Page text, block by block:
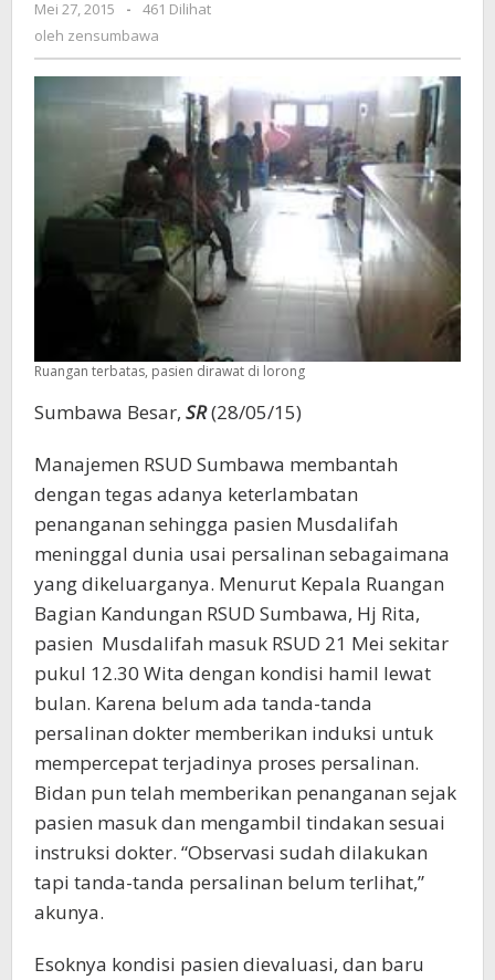
Mei 27, 2015
oleh
zensumbawa
-
461 Dilihat
oleh zensumbawa
Ruangan terbatas, pasien dirawat di lorong
Sumbawa Besar, SR(28/05/15)
Manajemen RSUD Sumbawa membantah
dengan tegas adanya keterlambatan
penanganan sehingga pasien Musdalifah
meninggal dunia usai persalinan sebagaimana
yang dikeluarganya. Menurut Kepala Ruangan
Bagian Kandungan RSUD Sumbawa, Hj Rita,
pasien Musdalifah masuk RSUD 21 Mei sekitar
pukul 12.30 Wita dengan kondisi hamil lewat
bulan. Karena belum ada tanda-tanda
persalinan dokter memberikan induksi untuk
mempercepat terjadinya proses persalinan.
Bidan pun telah memberikan penanganan sejak
pasien masuk dan mengambil tindakan sesuai
instruksi dokter. “Observasi sudah dilakukan
tapi tanda-tanda persalinan belum terlihat,”
akunya.
Esoknya kondisi pasien dievaluasi, dan baru